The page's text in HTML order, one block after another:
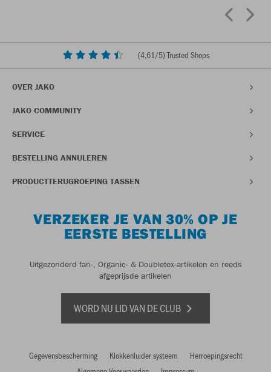
(4,61/5) Trusted Shops
OVER JAKO
JAKO COMMUNITY
SERVICE
BESTELLING ANNULEREN
PRODUCTTERUGROEPING TASSEN
VERZEKER JE VAN 30% OP JE
EERSTE BESTELLING
Uitgezonderd fan-, Organic- & Doubletex-artikelen en reeds
afgeprijsde artikelen
WORD NU LID VAN DE CLUB
Gegevensbescherming Klokkenluider systeem
Herroepingsrecht